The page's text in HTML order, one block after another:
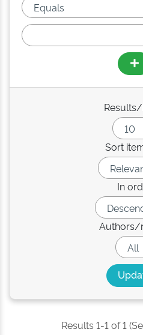
Sort
In
Authors/
Results 1-1 of 1